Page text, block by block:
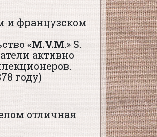
и французском
«M.V.M.» S.
активно
году)
отличная